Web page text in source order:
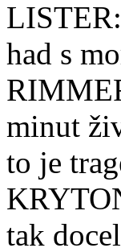
had s
minut
to je
tak